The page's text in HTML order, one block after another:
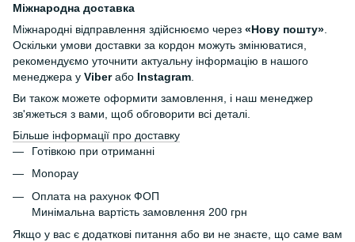
Міжнародна доставка
Міжнародні відправлення здійснюємо через «Нову пошту»
Оскільки умови доставки за кордон можуть змінюватися,
рекомендуємо уточнити актуальну інформацію в нашого
менеджера у Viberабо Instagram
Ви також можете оформити замовлення, і наш менеджер
зв'яжеться з вами, щоб обговорити всі деталі.
Більше інформації про доставку
Готівкою при отриманні
Monopay
Оплата на рахунок ФОП
Минімальна вартість замовлення 200 грн
Якщо у вас є додаткові питання або ви не знаєте, що саме вам